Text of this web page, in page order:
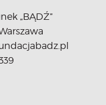
„BĄDŹ”